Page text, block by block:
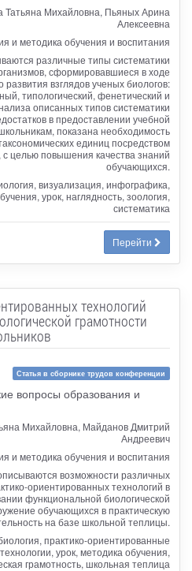
Татьяна Михайловна, Пьяных Арина
Алексеевна
и методика обучения и воспитания
различные типы систематики
сформировавшиеся в ходе
развития взглядов ученых биологов:
типологический, фенетический и
описанных типов систематики
в предоставлении учебной
показана необходимость
единиц посредством
целью повышения качества знаний
обучающихся.
визуализация, инфографика,
урок, наглядность, зоология,
систематика
Перейти
технологий
грамотности
Статья в сборнике трудов конференции
вопросы образования и
Михайловна, Майданов Дмитрий
Андреевич
и методика обучения и воспитания
возможности различных
ориентированных технологий в
функциональной биологической
обучающихся в практическую
на базе школьной теплицы.
практико-ориентированные
технологии, урок, методика обучения,
грамотность, школьная теплица